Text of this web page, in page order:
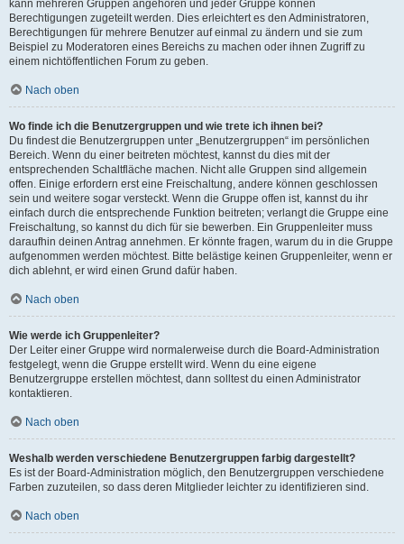
kann mehreren Gruppen angehören und jeder Gruppe können
Berechtigungen zugeteilt werden. Dies erleichtert es den Administratoren,
Berechtigungen für mehrere Benutzer auf einmal zu ändern und sie zum
Beispiel zu Moderatoren eines Bereichs zu machen oder ihnen Zugriff zu
einem nichtöffentlichen Forum zu geben.
Nach oben
Wo finde ich die Benutzergruppen und wie trete ich ihnen bei?
Du findest die Benutzergruppen unter „Benutzergruppen“ im persönlichen
Bereich. Wenn du einer beitreten möchtest, kannst du dies mit der
entsprechenden Schaltfläche machen. Nicht alle Gruppen sind allgemein
offen. Einige erfordern erst eine Freischaltung, andere können geschlossen
sein und weitere sogar versteckt. Wenn die Gruppe offen ist, kannst du ihr
einfach durch die entsprechende Funktion beitreten; verlangt die Gruppe eine
Freischaltung, so kannst du dich für sie bewerben. Ein Gruppenleiter muss
daraufhin deinen Antrag annehmen. Er könnte fragen, warum du in die Gruppe
aufgenommen werden möchtest. Bitte belästige keinen Gruppenleiter, wenn er
dich ablehnt, er wird einen Grund dafür haben.
Nach oben
Wie werde ich Gruppenleiter?
Der Leiter einer Gruppe wird normalerweise durch die Board-Administration
festgelegt, wenn die Gruppe erstellt wird. Wenn du eine eigene
Benutzergruppe erstellen möchtest, dann solltest du einen Administrator
kontaktieren.
Nach oben
Weshalb werden verschiedene Benutzergruppen farbig dargestellt?
Es ist der Board-Administration möglich, den Benutzergruppen verschiedene
Farben zuzuteilen, so dass deren Mitglieder leichter zu identifizieren sind.
Nach oben